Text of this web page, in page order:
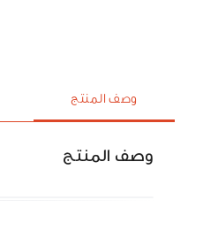
وصف المنتج
وصف المنتج